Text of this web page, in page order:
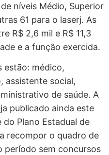
níveis Médio, Superior
61 para o laserj. As
R$ 2,6 mil e R$ 11,3
e a função exercida.
estão: médico,
assistente social,
de saúde. A
publicado ainda este
Plano Estadual de
recompor o quadro de
período sem concursos